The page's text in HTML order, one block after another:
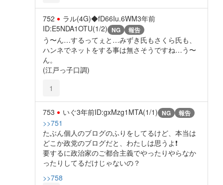
752 ラル(4G)◆fD66Iu.6WM3年前
ID:E5NDA1OTU(1/2) NG 報告
う〜ん…するってぇと…みずき氏もさくら氏も、
ハンネでネットをする事は無さそうですね…う〜
ん。
(江戸っ子口調)
1
753 いぐ3年前ID:gxMzg1MTA(1/1) NG 報告
>>751
たぶん個人のブログのふりをしてるけど、本当は
どこか政党のブログだと、わたしは思うよ❗
要するに政治家のご都合主義でやったりやらなか
ったりしてるだけじゃないの？
>>758